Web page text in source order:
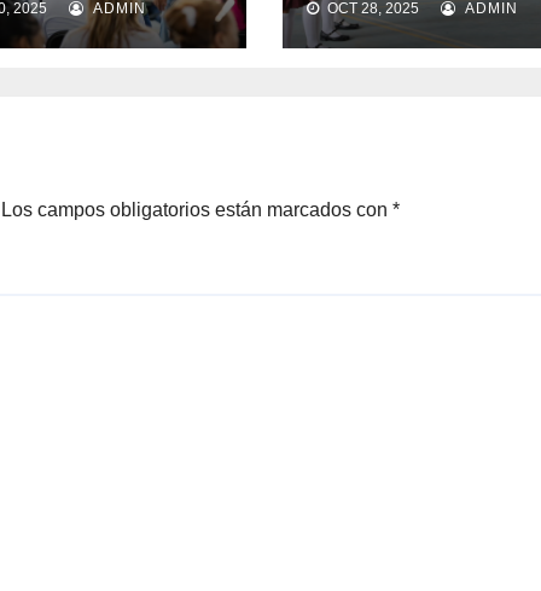
en
2025 ADMIN
patrios
OCT 28, 2025 ADMIN
Los campos obligatorios están marcados con *